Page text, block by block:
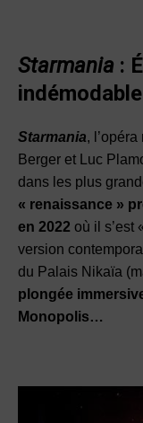
Starmania :
indémodable
Starmania,
Berger et Luc
dans les plus
« renaissance »
en 2022 où il s’est
version
du Palais Nikaïa
plongée
Monopolis…